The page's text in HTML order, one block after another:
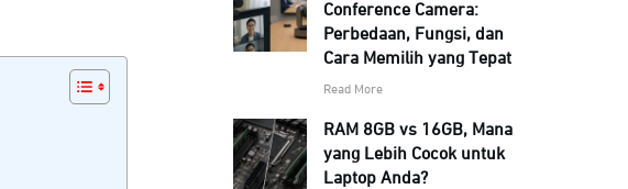
Conference Camera:
Perbedaan, Fungsi, dan
Cara Memilih yang Tepat
Read More
RAM 8GB vs 16GB, Mana
yang Lebih Cocok untuk
Laptop Anda?